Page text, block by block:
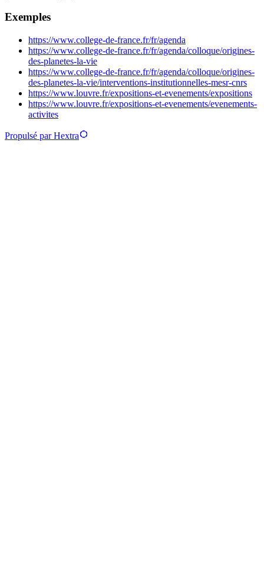
Exemples
https://www.college-de-france.fr/fr/agenda
https://www.college-de-france.fr/fr/agenda/colloque/origines-
des-planetes-la-vie
https://www.college-de-france.fr/fr/agenda/colloque/origines-
des-planetes-la-vie/interventions-institutionnelles-mesr-cnrs
https://www.louvre.fr/expositions-et-evenements/expositions
https://www.louvre.fr/expositions-et-evenements/evenements-
activites
Propulsé par Hextra